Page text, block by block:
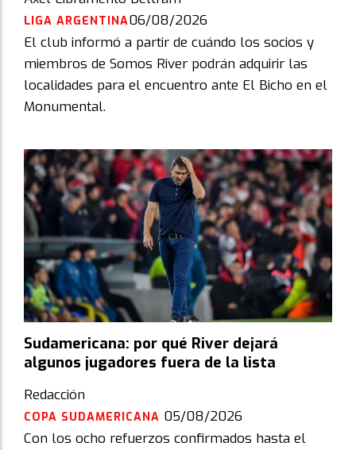
LIGA ARGENTINA06/08/2026
El club informó a partir de cuándo los socios y
miembros de Somos River podrán adquirir las
localidades para el encuentro ante El Bicho en el
Monumental.
Sudamericana: por qué River dejará
algunos jugadores fuera de la lista
Redacción
COPA SUDAMERICANA 05/08/2026
Con los ocho refuerzos confirmados hasta el